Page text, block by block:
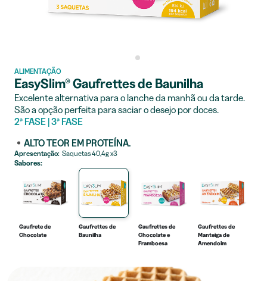
ALIMENTAÇÃO
EasySlim® Gaufrettes de Baunilha
Excelente alternativa para o lanche da manhã ou da tarde.
São a opção perfeita para saciar o desejo por doces.
2ª FASE | 3ª FASE
ALTO TEOR EM PROTEÍNA.
Apresentação: Saquetas 40,4g x3
Sabores:
Gaufrete de
Chocolate
Gaufrettes de
Baunilha
Gaufrettes de
Chocolate e
Framboesa
Gaufrettes de
Manteiga de
Amendoim